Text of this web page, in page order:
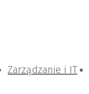
Zarządzanie i IT